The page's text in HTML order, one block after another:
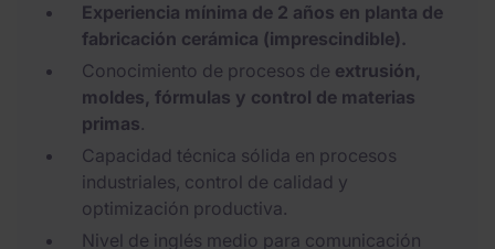
Experiencia mínima de 2 años en planta de
fabricación cerámica (imprescindible).
Conocimiento de procesos de extrusión,
moldes, fórmulas y control de materias
primas.
Capacidad técnica sólida en procesos
industriales, control de calidad y
optimización productiva.
Nivel de inglés medio para comunicación